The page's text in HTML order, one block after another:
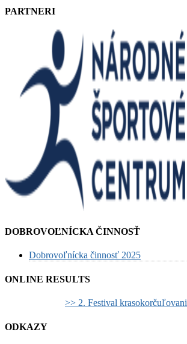
PARTNERI
DOBROVOĽNÍCKA ČINNOSŤ
Dobrovoľnícka činnosť 2025
ONLINE RESULTS
>> 2. Festival
ODKAZY